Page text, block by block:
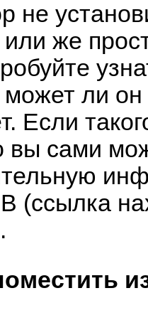
не
же
ли
Если
вы сами
(ссылка